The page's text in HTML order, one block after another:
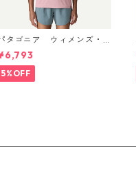
タゴニア ウィメンズ・
ャプリーン・クール・ウ
トラ・タンク Light Viole
- Quiet Violet X-Dye 44
740 日本正規品
5%OFF